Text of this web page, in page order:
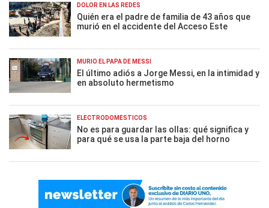
DOLOR EN LAS REDES
Quién era el padre de familia de 43 años que
murió en el accidente del Acceso Este
MURIÓ EL PAPÁ DE MESSI
El último adiós a Jorge Messi, en la intimidad y
en absoluto hermetismo
ELECTRODOMÉSTICOS
No es para guardar las ollas: qué significa y
para qué se usa la parte baja del horno